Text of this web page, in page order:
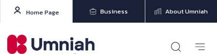
Home Page Business About Umniah